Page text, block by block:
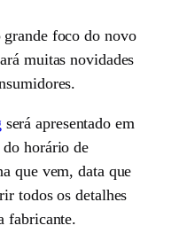
foco do novo
muitas novidades
será apresentado em
do horário de
que vem, data que
todos os detalhes
fabricante.